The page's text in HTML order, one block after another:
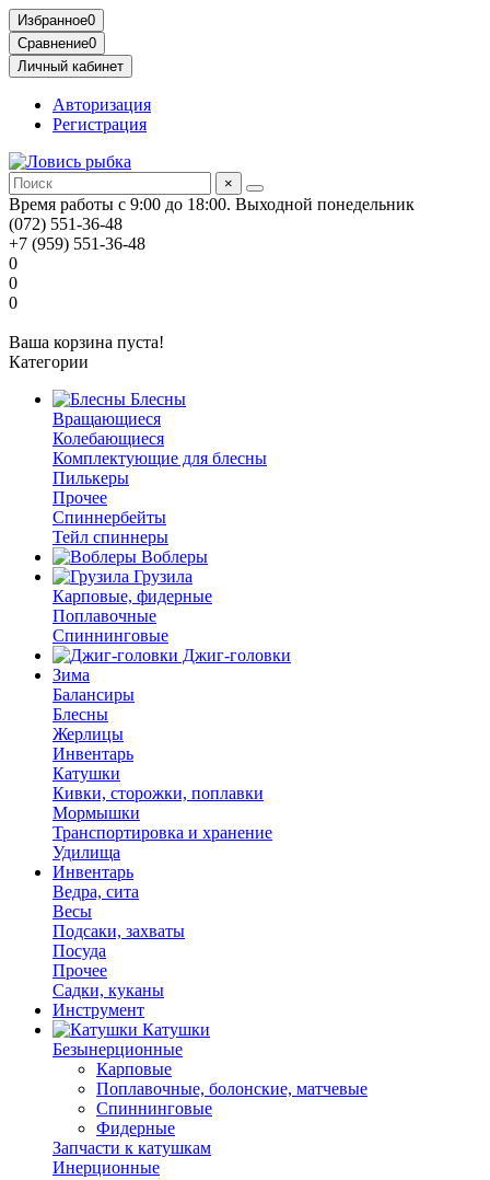
Избранное0
Сравнение0
Личный кабинет
Авторизация
Регистрация
×
Время работы с 9:00 до 18:00. Выходной понедельник
(072) 551-36-48
+7 (959) 551-36-48
0
0
0
Ваша корзина пуста!
Категории
Блесны
Вращающиеся
Колебающиеся
Комплектующие для блесны
Пилькеры
Прочее
Спиннербейты
Тейл спиннеры
Воблеры
Грузила
Карповые, фидерные
Поплавочные
Спиннинговые
Джиг-головки
Зима
Балансиры
Блесны
Жерлицы
Инвентарь
Катушки
Кивки, сторожки, поплавки
Мормышки
Транспортировка и хранение
Удилища
Инвентарь
Ведра, сита
Весы
Подсаки, захваты
Посуда
Прочее
Садки, куканы
Инструмент
Катушки
Безынерционные
Карповые
Поплавочные, болонские, матчевые
Спиннинговые
Фидерные
Запчасти к катушкам
Инерционные